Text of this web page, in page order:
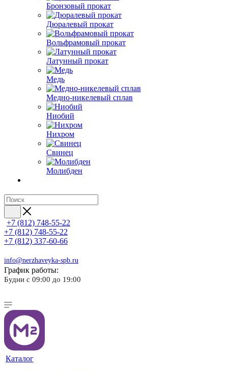
Бронзовый прокат
Дюралевый прокат
Вольфрамовый прокат
Латунный прокат
Медь
Медно-никелевый сплав
Ниобий
Нихром
Свинец
Молибден
+7 (812) 748-55-22
+7 (812) 748-55-22
+7 (812) 337-60-66
info@nerzhaveyka-spb.ru
График работы:
Будни с 09:00 до 19:00
Каталог